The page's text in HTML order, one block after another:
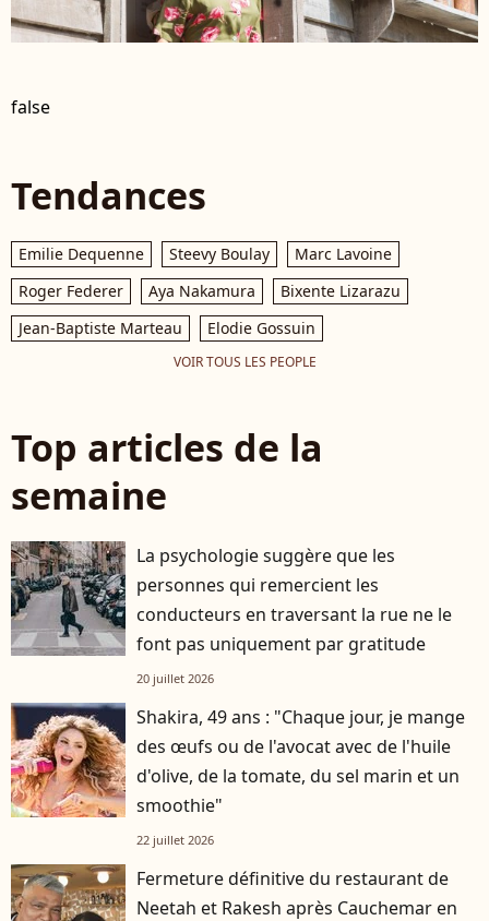
false
Tendances
Emilie Dequenne Steevy Boulay
Marc Lavoine
Roger Federer
Aya Nakamura
Bixente Lizarazu
Jean-Baptiste Marteau
Elodie Gossuin
VOIR TOUS LES PEOPLE
Top articles de la
semaine
La psychologie suggère que les
personnes qui remercient les
conducteurs en traversant la rue ne le
font pas uniquement par gratitude
20 juillet 2026
Shakira, 49 ans : "Chaque jour, je mange
des œufs ou de l'avocat avec de l'huile
d'olive, de la tomate, du sel marin et un
smoothie"
22 juillet 2026
Fermeture définitive du restaurant de
Neetah et Rakesh après Cauchemar en